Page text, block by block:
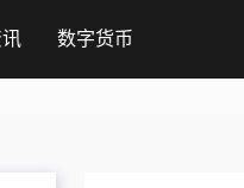
数字货币